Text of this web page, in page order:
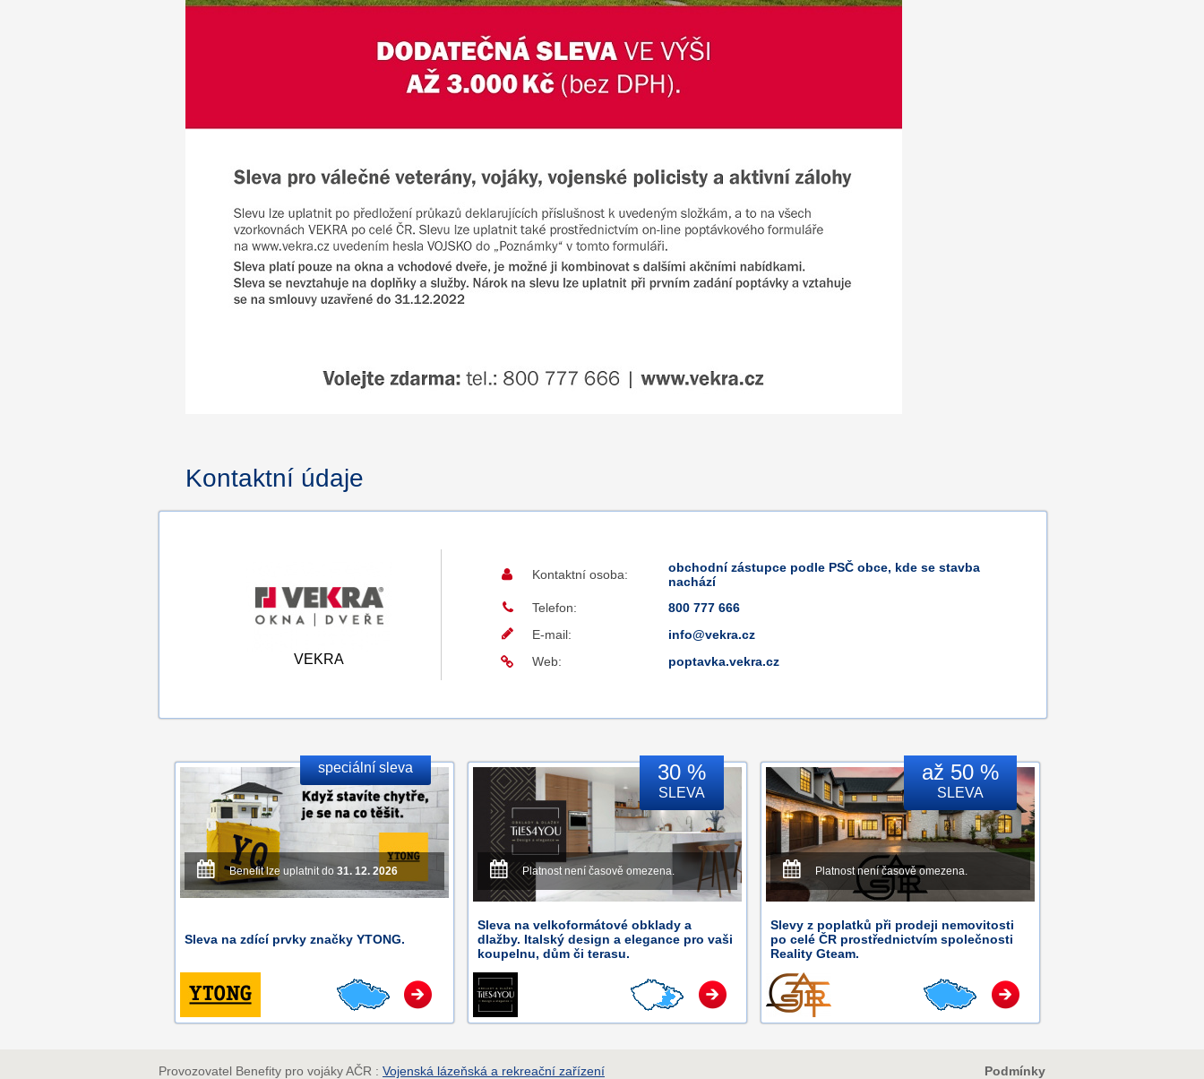
Kontaktní údaje
VEKRA
Kontaktní osoba:
obchodní zástupce podle PSČ obce, kde se stavba
nachází
Telefon:
800 777 666
E-mail:
info@vekra.cz
Web:
poptavka.vekra.cz
speciální sleva
Benefit lze uplatnit do 31. 12. 2026
Sleva na zdící prvky značky YTONG.
30 %
SLEVA
Platnost není časově omezena.
Sleva na velkoformátové obklady a
dlažby. Italský design a elegance pro vaši
koupelnu, dům či terasu.
až 50 %
SLEVA
Platnost není časově omezena.
Slevy z poplatků při prodeji nemovitosti
po celé ČR prostřednictvím společnosti
Reality Gteam.
Provozovatel Benefity pro vojáky AČR : Vojenská lázeňská a rekreační zařízení Podmínky